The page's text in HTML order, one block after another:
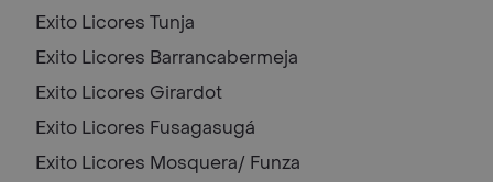
Exito Licores Tunja
Exito Licores Barrancabermeja
Exito Licores Girardot
Exito Licores Fusagasugá
Exito Licores Mosquera/ Funza